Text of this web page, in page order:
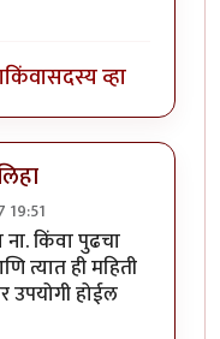
किंवासदस्य व्हा
byकंजूस
किंवा पुढचा
त्यात ही महिती
उपयोगी होईल